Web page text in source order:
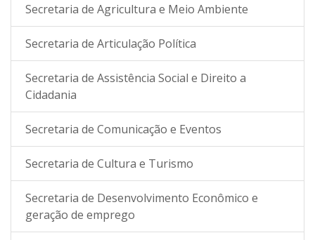
Secretaria de Agricultura e Meio Ambiente
Secretaria de Articulação Política
Secretaria de Assistência Social e Direito a
Cidadania
Secretaria de Comunicação e Eventos
Secretaria de Cultura e Turismo
Secretaria de Desenvolvimento Econômico e
geração de emprego